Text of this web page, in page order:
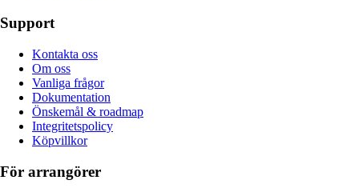
Support
Kontakta oss
Om oss
Vanliga frågor
Dokumentation
Önskemål & roadmap
Integritetspolicy
Köpvillkor
För arrangörer